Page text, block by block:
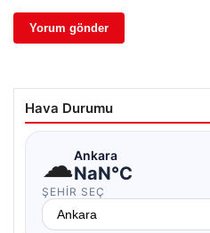
Hava Durumu
☁Ankara
NaN°C
ŞEHIR SEÇ